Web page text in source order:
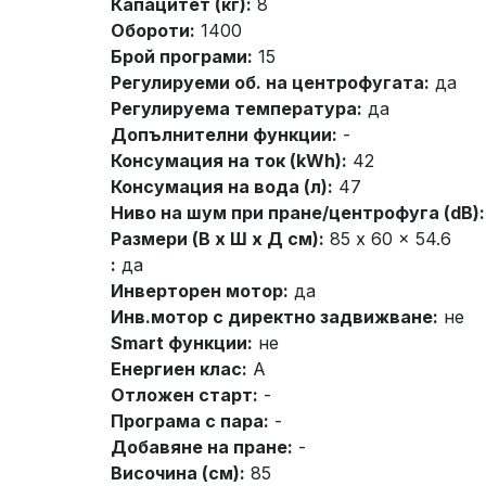
Капацитет (кг): 8
Обороти: 1400
Брой програми: 15
Регулируеми об. на центрофугата: да
Регулируема температура: да
Допълнителни функции: -
Консумация на ток (kWh): 42
Консумация на вода (л): 47
Ниво на шум при пране/центрофуга (dB):
Размери (В x Ш x Д см): 85 x 60 x 54.6
: да
Инверторен мотор: да
Инв.мотор с директно задвижване: не
Smart функции: не
Енергиен клас: A
Отложен старт: -
Програма с пара: -
Добавяне на пране: -
Височина (см): 85